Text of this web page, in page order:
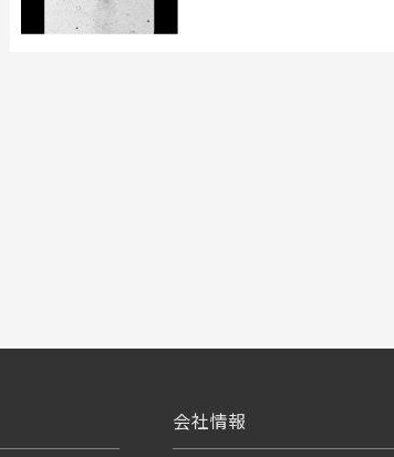
会社情報